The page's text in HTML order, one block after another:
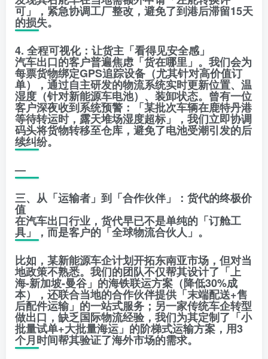
可」，紧急协调工厂整改，避免了到港后滞留15天
的损失。
4. 全程可视化：让货主「看得见安全感」
汽车出口的客户普遍焦虑「货在哪里」。我们会为
每票货物绑定GPS追踪设备（尤其针对高价值订
单），通过自主研发的物流系统实时更新位置、温
湿度（针对新能源车电池）、装卸状态。曾有一位
客户深夜收到系统预警：「某批次车辆在鹿特丹港
等待转运时，露天堆场湿度超标」，我们立即协调
码头将货物转移至仓库，避免了电池受潮引发的后
续纠纷。
—
三、从「运输者」到「合作伙伴」：货代的终极价
值
在汽车出口行业，货代早已不是单纯的「订舱工
具」，而是客户的「全球物流合伙人」。
比如，某新能源车企计划开拓东南亚市场，但对当
地政策不熟悉。我们的团队不仅帮其设计了「上
海-新加坡-曼谷」的海铁联运方案（降低30%成
本），还联合当地的合作伙伴提供「末端配送+售
后配件运输」的一站式服务；另一家传统车企转型
做出口，缺乏国际物流经验，我们为其定制了「小
批量试单+大批量海运」的阶梯式运输方案，用3
个月时间帮其验证了海外市场的需求。